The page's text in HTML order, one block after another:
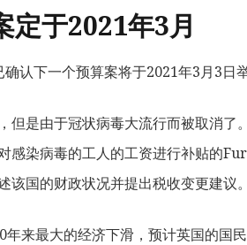
定于2021年3月
认下一个预算案将于2021年3月3日
但是由于冠状病毒大流行而被取消了。
感染病毒的工人的工资进行补贴的
该国的财政状况并提出税收变更建
年来最大的经济下滑，预计英国的国